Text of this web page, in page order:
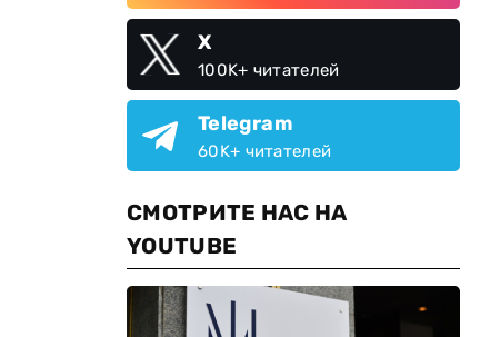
X
100K+ читателей
Telegram
60K+ читателей
СМОТРИТЕ НАС НА
YOUTUBE